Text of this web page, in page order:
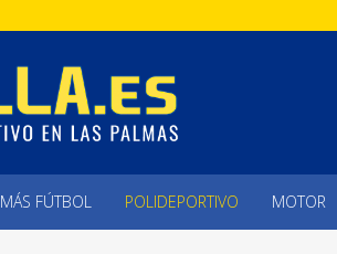
MÁS FÚTBOL POLIDEPORTIVO MOTOR